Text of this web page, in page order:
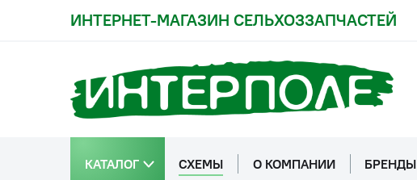
ИНТЕРНЕТ-МАГАЗИН СЕЛЬХОЗЗАПЧАСТЕЙ
КАТАЛОГ СХЕМЫ О КОМПАНИИ БРЕНДЫ